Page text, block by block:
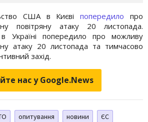
США в Києвіпопередило про
повітряну атаку 20 листопада.
Україні попередило про можливу
атаку 20 листопада та тимчасово
захід.
нас у Google.News
опитування новини
ЄС